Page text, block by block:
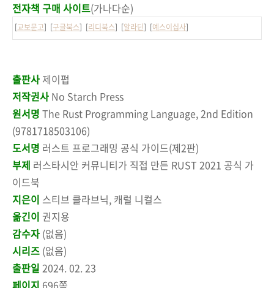
전자책 구매 사이트(가나다순)
[교보문고] [구글북스] [리디북스] [알라딘] [예스이십사]
출판사 제이펍
저작권사 No Starch Press
원서명 The Rust Programming Language, 2nd Edition
(9781718503106)
도서명 러스트 프로그래밍 공식 가이드(제2판)
부제 러스타시안 커뮤니티가 직접 만든 RUST 2021 공식 가
이드북
지은이 스티브 클라브닉, 캐럴 니컬스
옮긴이 권지용
감수자 (없음)
시리즈 (없음)
출판일 2024. 02. 23
페이지 696쪽